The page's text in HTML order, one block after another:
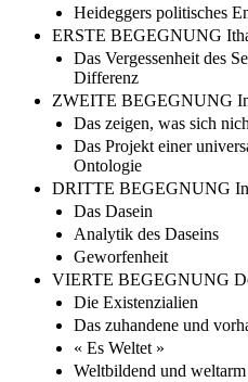
Heideggers politisches
ERSTE BEGEGNUNG
Das Vergessenheit des
Differenz
ZWEITE BEGEGNUNG
Das zeigen, was sich
Das Projekt einer
Ontologie
DRITTE BEGEGNUNG
Das Dasein
Analytik des Daseins
Geworfenheit
VIERTE BEGEGNUNG
Die Existenzialien
Das zuhandene und
« Es Weltet »
Weltbildend und weltarm